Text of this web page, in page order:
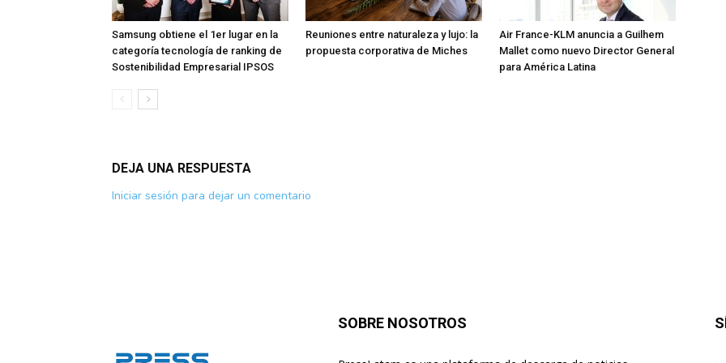
Samsung obtiene el 1er lugar en la
categoría tecnología de ranking de
Sostenibilidad Empresarial IPSOS
Reuniones entre naturaleza y lujo: la
propuesta corporativa de Miches
Air France-KLM anuncia a Guilhem
Mallet como nuevo Director General
para América Latina
DEJA UNA RESPUESTA
Iniciar sesión para dejar un comentario
SOBRE NOSOTROS